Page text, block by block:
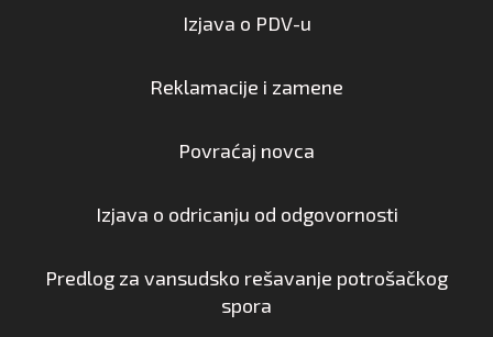
Izjava o PDV-u
Reklamacije i zamene
Povraćaj novca
Izjava o odricanju od odgovornosti
Predlog za vansudsko rešavanje potrošačkog
spora